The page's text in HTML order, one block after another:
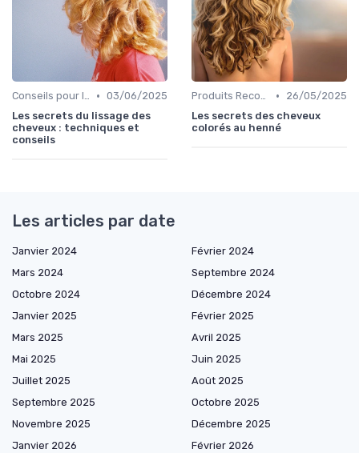
Conseils pour le Coiffage • 03/06/2025
Les secrets du lissage des
cheveux : techniques et
conseils
Produits Recommandés •
26/05/2025
Les secrets des cheveux
colorés au henné
Les articles par date
Janvier 2024
Février 2024
Mars 2024
Septembre 2024
Octobre 2024
Décembre 2024
Janvier 2025
Février 2025
Mars 2025
Avril 2025
Mai 2025
Juin 2025
Juillet 2025
Août 2025
Septembre 2025
Octobre 2025
Novembre 2025
Décembre 2025
Janvier 2026
Février 2026